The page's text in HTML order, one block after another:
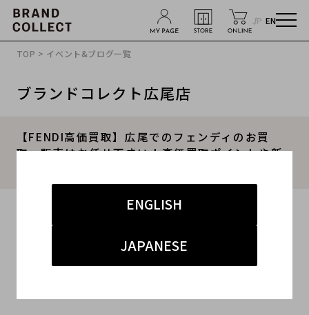
JP EN
ENGLISH
JAPANESE
TOP > イベント&ブログ一覧
ブランドコレクト広尾店
【FENDI高価買取】広尾でのフェンディのお買
取・販売はお任せ下さい！高価買取ポイントや新
#ブランド買取